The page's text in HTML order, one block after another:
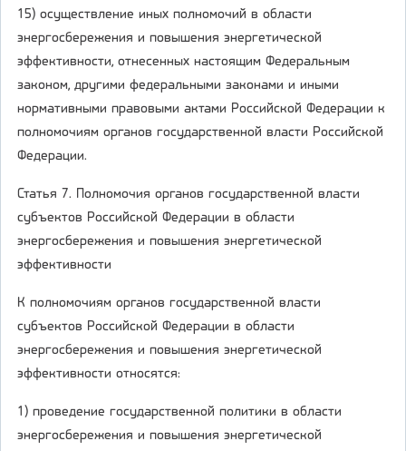
15) осуществление иных полномочий в области
энергосбережения и повышения энергетической
эффективности, отнесенных настоящим Федеральным
законом, другими федеральными законами и иными
нормативными правовыми актами Российской Федерации к
полномочиям органов государственной власти Российской
Федерации.
Статья 7. Полномочия органов государственной власти
субъектов Российской Федерации в области
энергосбережения и повышения энергетической
эффективности
К полномочиям органов государственной власти
субъектов Российской Федерации в области
энергосбережения и повышения энергетической
эффективности относятся:
1) проведение государственной политики в области
энергосбережения и повышения энергетической